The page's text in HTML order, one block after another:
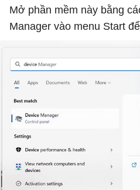
Mở phần mềm này bằng
Manager vào menu Start